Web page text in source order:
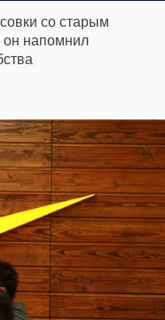
со старым
напомнил